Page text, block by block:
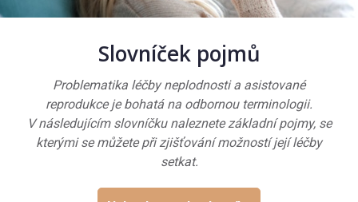
Slovníček pojmů
Problematika léčby neplodnosti a asistované
reprodukce je bohatá na odbornou terminologii.
V následujícím slovníčku naleznete základní pojmy, se
kterými se můžete při zjišťování možností její léčby
setkat.